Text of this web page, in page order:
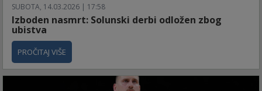
SUBOTA, 14.03.2026 | 17:58
Izboden nasmrt: Solunski derbi odložen zbog
ubistva
PROČITAJ VIŠE